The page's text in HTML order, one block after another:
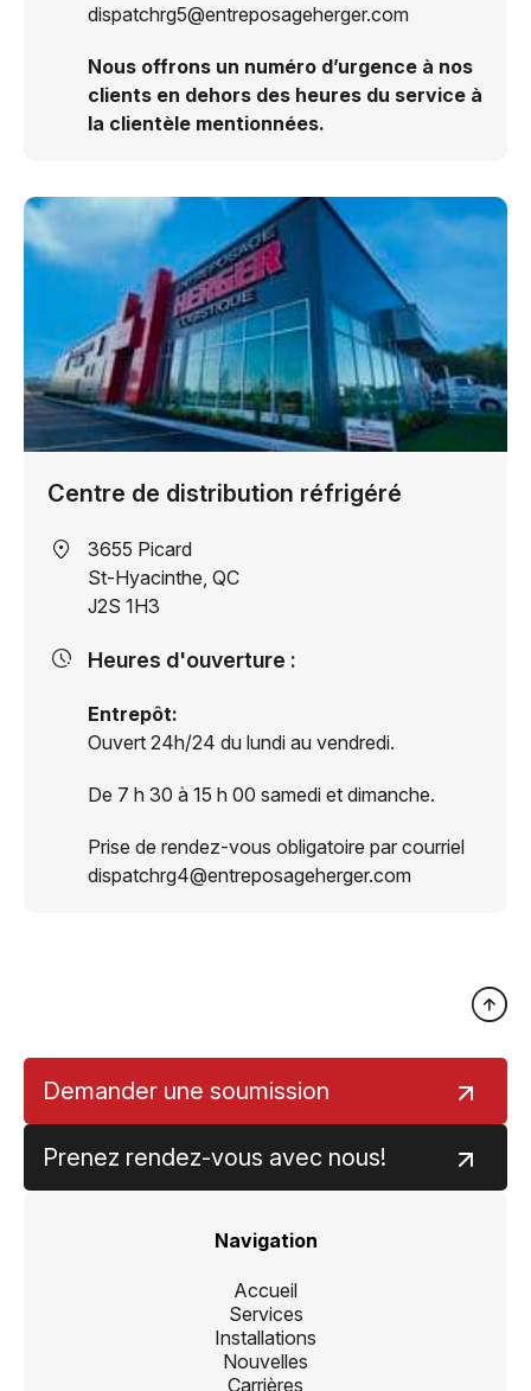
dispatchrg5@entreposageherger.com
Nous offrons un numéro d’urgence à nos
clients en dehors des heures du service à
la clientèle mentionnées.
Centre de distribution réfrigéré
Adresse
:
3655 Picard
St-Hyacinthe, QC
J2S 1H3
Heures d'ouverture :
Entrepôt:
Ouvert 24h/24 du lundi au vendredi.
De 7 h 30 à 15 h 00 samedi et dimanche.
Prise de rendez-vous obligatoire par courriel
dispatchrg4@entreposageherger.com
Demander une soumission
Prenez rendez-vous avec nous!
Navigation
Accueil
Services
Installations
Nouvelles
Carrières